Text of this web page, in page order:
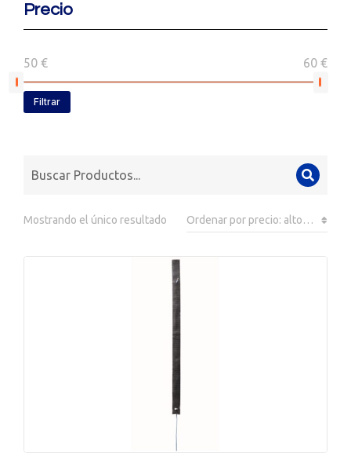
Precio
50 € 60 €
Filtrar
Mostrando el único resultado